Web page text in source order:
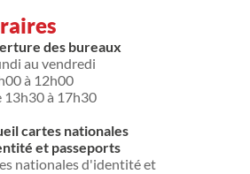
des bureaux
au vendredi
à 12h00
13h30 à 17h30
cartes nationales
et passeports
nationales d'identité et